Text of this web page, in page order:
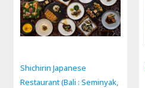
Shichirin Japanese
Restaurant (Bali : Seminyak,